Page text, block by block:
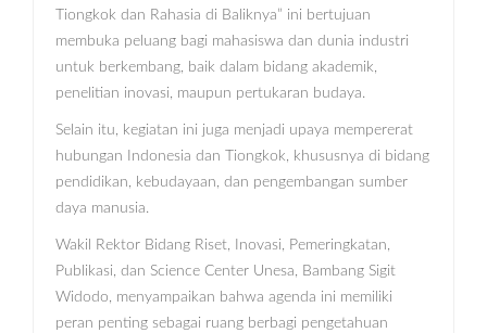
Tiongkok dan Rahasia di Baliknya” ini bertujuan
membuka peluang bagi mahasiswa dan dunia industri
untuk berkembang, baik dalam bidang akademik,
penelitian inovasi, maupun pertukaran budaya.
Selain itu, kegiatan ini juga menjadi upaya mempererat
hubungan Indonesia dan Tiongkok, khususnya di bidang
pendidikan, kebudayaan, dan pengembangan sumber
daya manusia.
Wakil Rektor Bidang Riset, Inovasi, Pemeringkatan,
Publikasi, dan Science Center Unesa, Bambang Sigit
Widodo, menyampaikan bahwa agenda ini memiliki
peran penting sebagai ruang berbagi pengetahuan